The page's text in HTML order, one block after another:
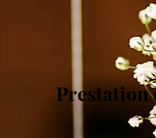
Prestation